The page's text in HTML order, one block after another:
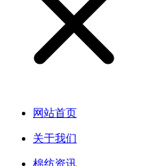
网站首页
关于我们
棉纺资讯